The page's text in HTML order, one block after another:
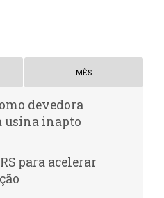
MÊS
devedora
usina inapto
para acelerar